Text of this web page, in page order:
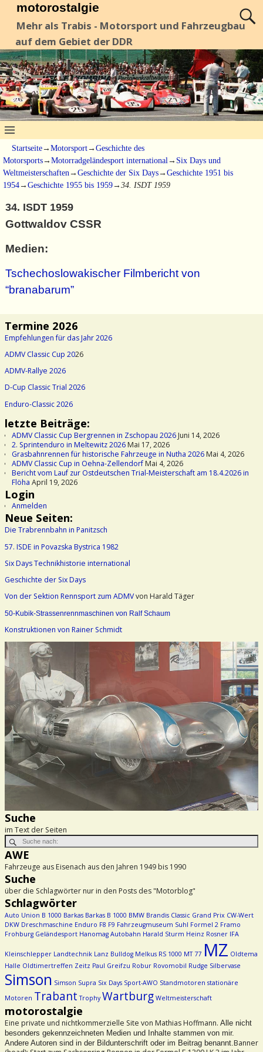
motorostalgie
Mehr als Trabis - Motorsport und Fahrzeugbau
auf dem Gebiet der DDR
Startseite→ Motorsport→ Geschichte des
Motorsports→ Motorradgeländesport international → Six Days und
Weltmeisterschaften → Geschichte der Six Days→ Geschichte 1951 bis
1954→ Geschichte 1955 bis 1959→ 34. ISDT 1959
34. ISDT 1959
Gottwaldov CSSR
Medien:
Tschechoslowakischer Filmbericht von
“branabarum”
Termine 2026
Empfehlungen für das Jahr 2026
ADMV Classic Cup 2026
ADMV-Rallye 2026
D-Cup Classic Trial 2026
Enduro-Classic 2026
letzte Beiträge:
ADMV Classic Cup Bergrennen in Zschopau 2026Juni 14, 2026
2. Sprintenduro in Meltewitz 2026Mai 17, 2026
Grasbahnrennen für historische Fahrzeuge in Nutha 2026Mai 4, 2026
ADMV Classic Cup in Oehna-ZellendorfMai 4, 2026
Bericht vom Lauf zur Ostdeutschen Trial-Meisterschaft am 18.4.2026 in
Flöha April 19, 2026
Login
Anmelden
Neue Seiten:
Die Trabrennbahn in Panitzsch
57. ISDE in Povazska Bystrica 1982
Six Days Technikhistorie international
Geschichte der Six Days
Von der Sektion Rennsport zum ADMVvon Harald Täger
50-Kubik-Strassenrennmaschinen von Ralf Schaum
Konstruktionen von Rainer Schmidt
Suche
im Text der Seiten
AWE
Fahrzeuge aus Eisenach aus den Jahren 1949 bis 1990
Suche
über die Schlagwörter nur in den Posts des "Motorblog"
Schlagwörter
Auto Union B 1000 Barkas Barkas B 1000 BMW Brandis Classic Grand Prix CW-Wert
DKW Dreschmaschine Enduro F8 F9 Fahrzeugmuseum Suhl Formel 2 Framo
Frohburg Geländesport Hanomag Autobahn Harald Sturm Heinz Rosner IFA
Kleinschlepper Landtechnik Lanz Bulldog Melkus RS 1000 MT 77 MZ Oldtema
Halle Oldtimertreffen Zeitz Paul Greifzu Robur Rovomobil Rudge Silbervase
Simson Simson Supra Six Days Sport-AWO Standmotoren stationäre
Motoren Trabant Trophy Wartburg Weltmeisterschaft
motorostalgie
Eine private und nichtkommerzielle Site von Mathias Hoffmann. Alle nicht
besonders gekennzeichneten Medien und Inhalte stammen von mir.
Andere Autoren sind in der Bildunterschrift oder im Beitrag benannt.Banner